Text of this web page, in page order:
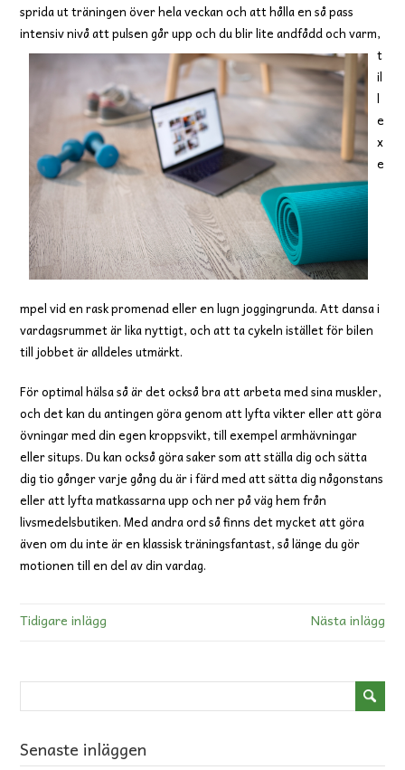
sprida ut träningen över hela veckan och att hålla en så pass
intensiv nivå att pulsen går upp och du blir lite andfådd och varm,
t
il
l
e
x
e
mpel vid en rask promenad eller en lugn joggingrunda. Att dansa i
vardagsrummet är lika nyttigt, och att ta cykeln istället för bilen
till jobbet är alldeles utmärkt.
För optimal hälsa så är det också bra att arbeta med sina muskler,
och det kan du antingen göra genom att lyfta vikter eller att göra
övningar med din egen kroppsvikt, till exempel armhävningar
eller situps. Du kan också göra saker som att ställa dig och sätta
dig tio gånger varje gång du är i färd med att sätta dig någonstans
eller att lyfta matkassarna upp och ner på väg hem från
livsmedelsbutiken. Med andra ord så finns det mycket att göra
även om du inte är en klassisk träningsfantast, så länge du gör
motionen till en del av din vardag.
Senaste inläggen